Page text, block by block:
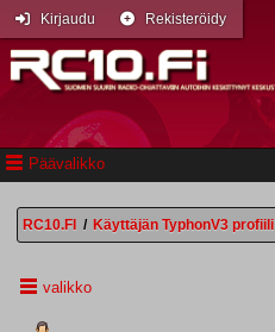
Päävalikko
Kirjaudu Rekisteröidy
RC10.FI / Käyttäjän TyphonV3 profiili
valikko